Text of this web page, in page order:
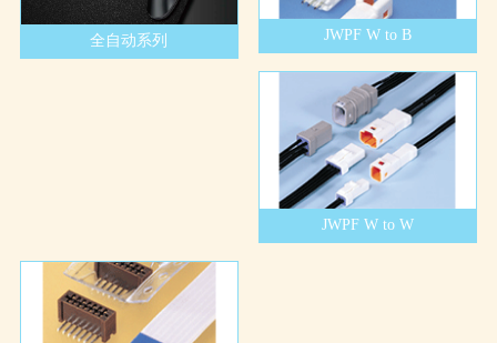
全自动系列 JWPF W to B
JWPF W to W